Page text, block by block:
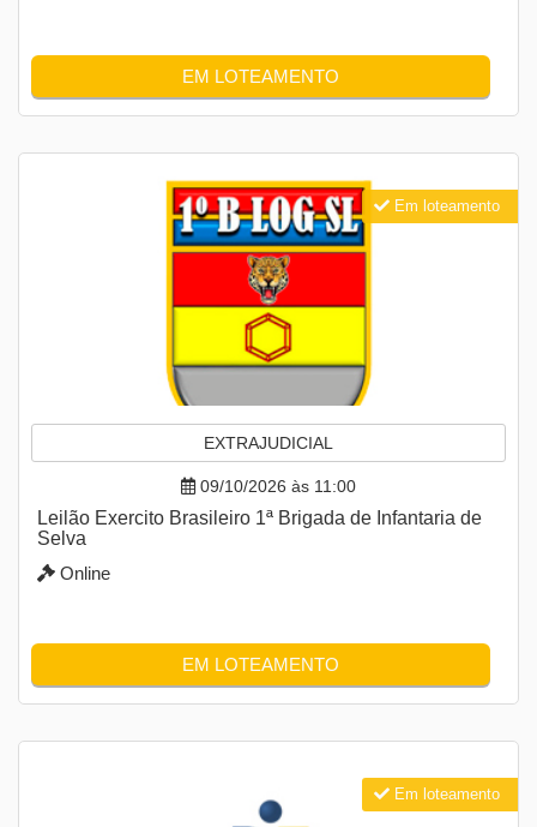
EM LOTEAMENTO
EXTRAJUDICIAL
09/10/2026 às 11:00
Leilão Exercito Brasileiro 1ª Brigada de Infantaria de
Selva
Online
EM LOTEAMENTO
Em loteamento
Em loteamento